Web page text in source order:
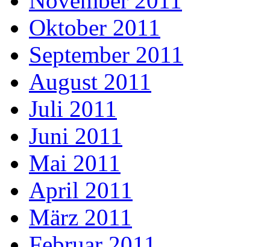
Oktober 2011
September 2011
August 2011
Juli 2011
Juni 2011
Mai 2011
April 2011
März 2011